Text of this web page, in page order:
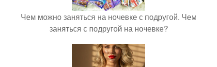
Чем можно заняться на ночевке с подругой. Чем
заняться с подругой на ночевке?